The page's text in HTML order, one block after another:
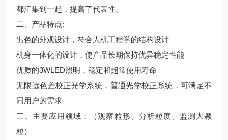
都汇集到一起，提高了代表性。
二、产品特点:
出色的外观设计，符合人机工程学的结构设计
机身一体化的设计，使产品长期保持优异稳定性能
优质的3WLED照明，稳定和超常使用寿命
无限远色差校正光学系统，普通光学校正系统，可满足不
同用户的需求
三、主要应用领域：（观察粒形、分析粒度、监测大颗
粒）